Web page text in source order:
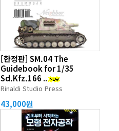
[한정판] SM.04 The
Guidebook for 1/35
Sd.Kfz.166 ..
Rinaldi Studio Press
43,000원